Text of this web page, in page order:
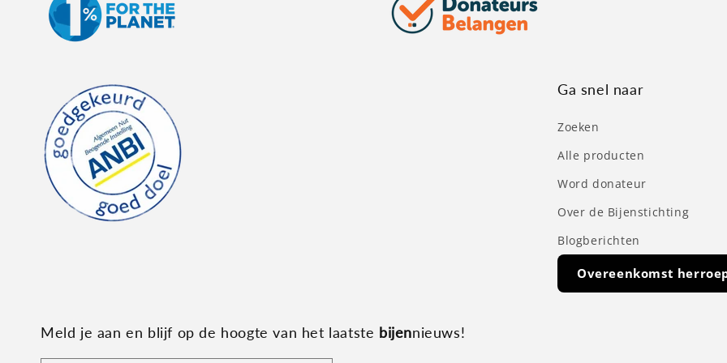
Ga snel naar
Zoeken
Alle producten
Word donateur
Over de Bijenstichting
Blogberichten
Overeenkomst
Meld je aan en blijf op de hoogte van het laatste bijennieuws!